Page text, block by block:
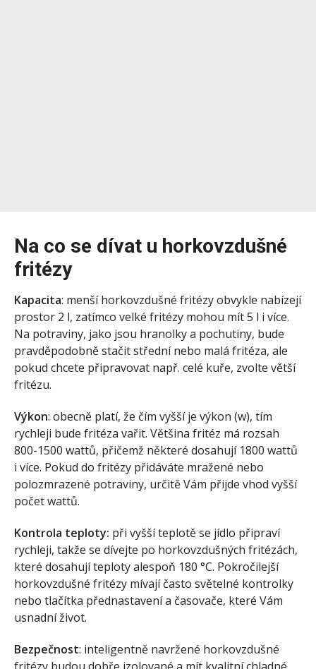
Na co se dívat u horkovzdušné
fritézy
Kapacita: menší horkovzdušné fritézy obvykle nabízejí
prostor 2 l, zatímco velké fritézy mohou mít 5 l i více.
Na potraviny, jako jsou hranolky a pochutiny, bude
pravděpodobně stačit střední nebo malá fritéza, ale
pokud chcete připravovat např. celé kuře, zvolte větší
fritézu.
Výkon: obecně platí, že čím vyšší je výkon (w), tím
rychleji bude fritéza vařit. Většina fritéz má rozsah
800-1500 wattů, přičemž některé dosahují 1800 wattů
i více. Pokud do fritézy přidáváte mražené nebo
polozmrazené potraviny, určitě Vám přijde vhod vyšší
počet wattů.
Kontrola teploty: při vyšší teplotě se jídlo připraví
rychleji, takže se dívejte po horkovzdušných fritézách,
které dosahují teploty alespoň 180 °C. Pokročilejší
horkovzdušné fritézy mívají často světelné kontrolky
nebo tlačítka přednastavení a časovače, které Vám
usnadní život.
Bezpečnost: inteligentně navržené horkovzdušné